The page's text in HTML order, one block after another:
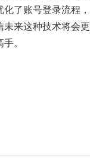
了账号登录流程
这种技术将会
。